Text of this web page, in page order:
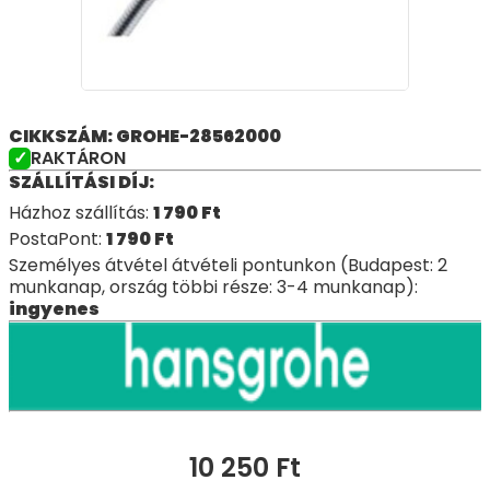
CIKKSZÁM: GROHE-28562000
RAKTÁRON
SZÁLLÍTÁSI DÍJ:
Házhoz szállítás: 1 790Ft
PostaPont: 1 790Ft
Személyes átvétel átvételi pontunkon (Budapest: 2
munkanap, ország többi része: 3-4 munkanap):
ingyenes
10 250 Ft